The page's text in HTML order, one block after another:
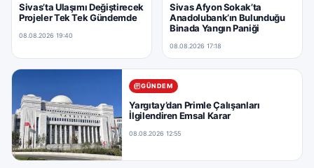
Sivas’ta Ulaşımı Değiştirecek
Projeler Tek Tek Gündemde
08.08.2026 19:40
Sivas Afyon Sokak’ta
Anadolubank’ın Bulunduğu
Binada Yangın Paniği
08.08.2026 17:18
GÜNDEM
Yargıtay’dan Primle Çalışanları
İlgilendiren Emsal Karar
08.08.2026 12:55